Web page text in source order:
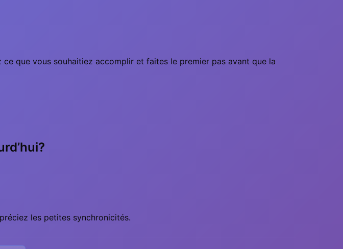
que vous souhaitiez accomplir et faites le premier pas avant que la
les petites synchronicités.